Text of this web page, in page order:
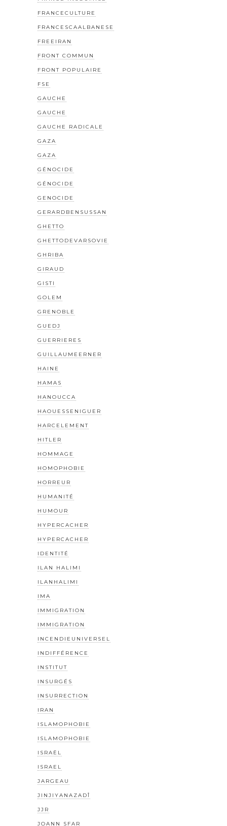
FRANCECULTURE
FRANCESCAALBANESE
FREEIRAN
FRONT COMMUN
FRONT POPULAIRE
FSE
GAUCHE
GAUCHE
GAUCHE RADICALE
GAZA
GAZA
GÉNOCIDE
GÉNOCIDE
GENOCIDE
GERARDBENSUSSAN
GHETTO
GHETTODEVARSOVIE
GHRIBA
GIRAUD
GISTI
GOLEM
GRENOBLE
GUEDJ
GUERRIERES
GUILLAUMEERNER
HAINE
HAMAS
HANOUCCA
HAOUESSENIGUER
HARCELEMENT
HITLER
HOMMAGE
HOMOPHOBIE
HORREUR
HUMANITÉ
HUMOUR
HYPERCACHER
HYPERCACHER
IDENTITÉ
ILAN HALIMI
ILANHALIMI
IMA
IMMIGRATION
IMMIGRATION
INCENDIEUNIVERSEL
INDIFFÉRENCE
INSTITUT
INSURGÉS
INSURRECTION
IRAN
ISLAMOPHOBIE
ISLAMOPHOBIE
ISRAËL
ISRAEL
JARGEAU
JINJIYANAZADÎ
JJR
JOANN SFAR